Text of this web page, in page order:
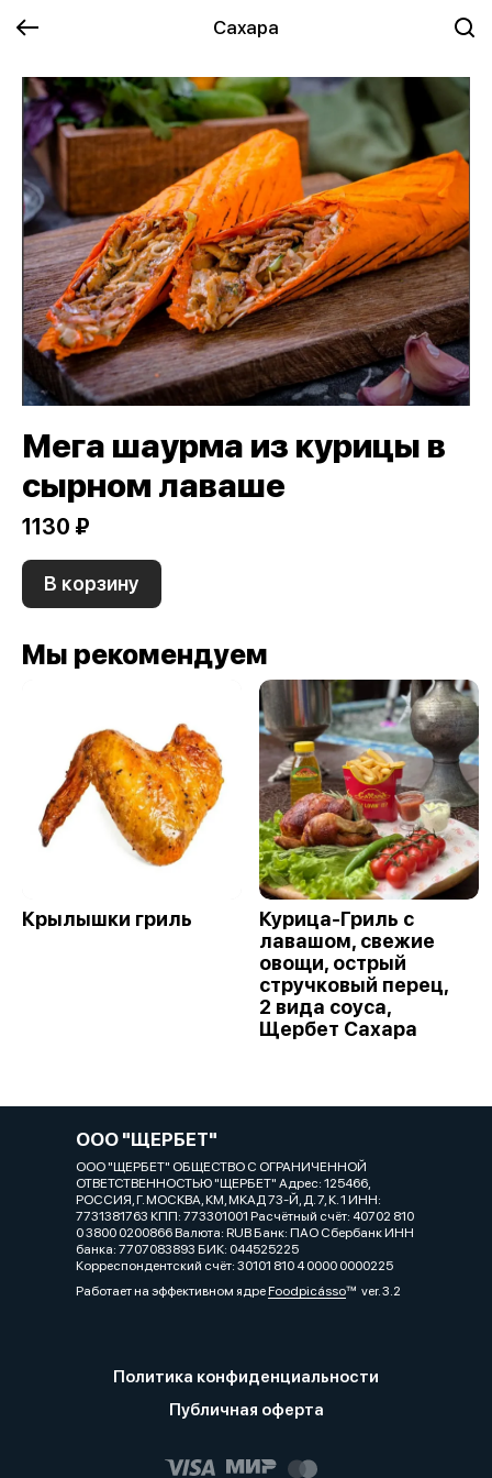
Сахара
Мега шаурма из курицы в
сырном лаваше
1130 ₽
В корзину
Мы рекомендуем
Крылышки гриль
Курица-Гриль с
лавашом, свежие
овощи, острый
стручковый перец,
2 вида соуса,
Щербет Сахара
ООО "ЩЕРБЕТ"
ООО "ЩЕРБЕТ" ОБЩЕСТВО С ОГРАНИЧЕННОЙ
ОТВЕТСТВЕННОСТЬЮ "ЩЕРБЕТ" Адрес: 125466,
РОССИЯ, Г. МОСКВА, КМ, МКАД 73-Й, Д. 7, К. 1 ИНН:
7731381763 КПП: 773301001 Расчётный счёт: 40702 810
0 3800 0200866 Валюта: RUB Банк: ПАО Сбербанк ИНН
банка: 7707083893 БИК: 044525225
Корреспондентский счёт: 30101 810 4 0000 0000225
Работает на эффективном ядреFoodpicássover. 3.2
Политика конфиденциальности
Публичная оферта